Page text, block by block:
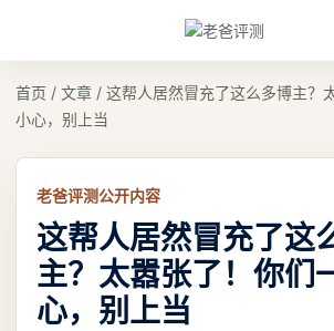
首页 / 文章 / 这帮人居然冒充了这么多博主？
小心，别上当
老爸评测公开内容
这帮人居然冒充了这
主？太嚣张了！你们
心，别上当